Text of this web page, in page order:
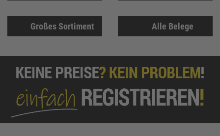
Großes Sortiment Alle Belege